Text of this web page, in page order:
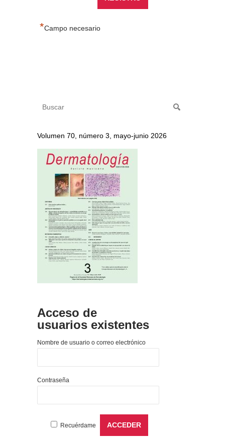
*Campo necesario
Volumen 70, número 3, mayo-junio 2026
Acceso de
usuarios existentes
Nombre de usuario o correo electrónico
Contraseña
Recuérdame